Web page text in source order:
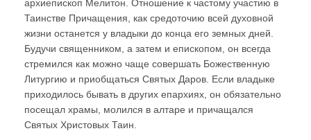
архиепископ Мелитон. Отношение к частому участию в
Таинстве Причащения, как средоточию всей духовной
жизни останется у владыки до конца его земных дней.
Будучи священником, а затем и епископом, он всегда
стремился как можно чаще совершать Божественную
Литургию и приобщаться Святых Даров. Если владыке
приходилось бывать в других епархиях, он обязательно
посещал храмы, молился в алтаре и причащался
Святых Христовых Таин.